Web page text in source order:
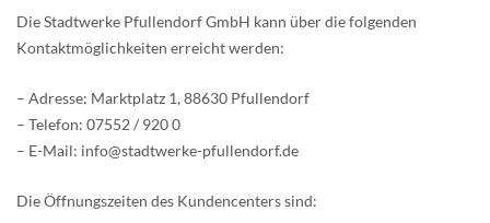
Die Stadtwerke Pfullendorf GmbH kann über die folgenden
Kontaktmöglichkeiten erreicht werden:
– Adresse: Marktplatz 1, 88630 Pfullendorf
– Telefon: 07552 / 920 0
– E-Mail: info@stadtwerke-pfullendorf.de
Die Öffnungszeiten des Kundencenters sind: